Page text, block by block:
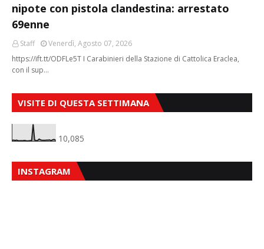
nipote con pistola clandestina: arrestato
69enne
Staff
Venerdì, Agosto 07, 2026
https://ift.tt/ODFLe5T I Carabinieri della Stazione di Cattolica Eraclea,
con il sup…
VISITE DI QUESTA SETTIMANA
10,085
INSTAGRAM